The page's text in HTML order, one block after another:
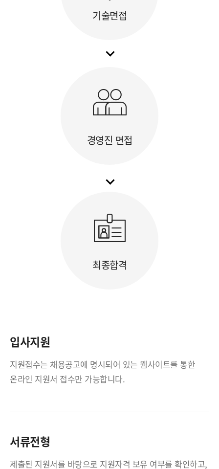
기술면접
경영진 면접
최종합격
입사지원
지원접수는 채용공고에 명시되어 있는 웹사이트를 통한
온라인 지원서 접수만 가능합니다.
서류전형
제출된 지원서를 바탕으로 지원자격 보유 여부를 확인하고,